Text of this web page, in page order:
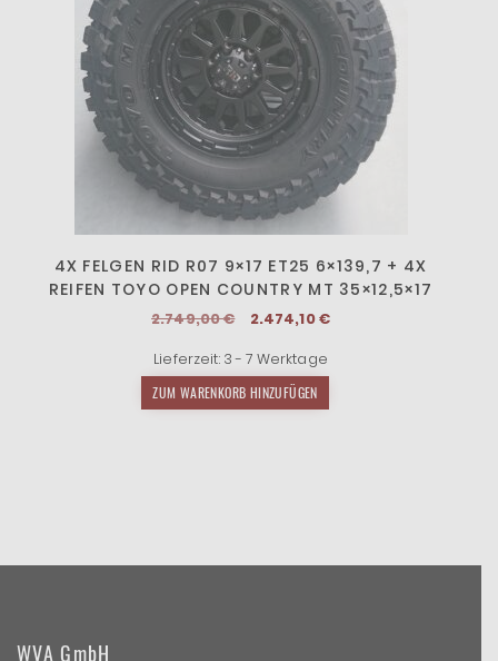
4X FELGEN RID R07 9×17 ET25 6×139,7 + 4X
REIFEN TOYO OPEN COUNTRY MT 35×12,5×17
2.749,00€
Ursprünglicher
war:
2.749,00 €
2.474,10€Aktueller
Lieferzeit: 3 - 7 Werktage
ZUM WARENKORB HINZUFÜGEN
WVA GmbH